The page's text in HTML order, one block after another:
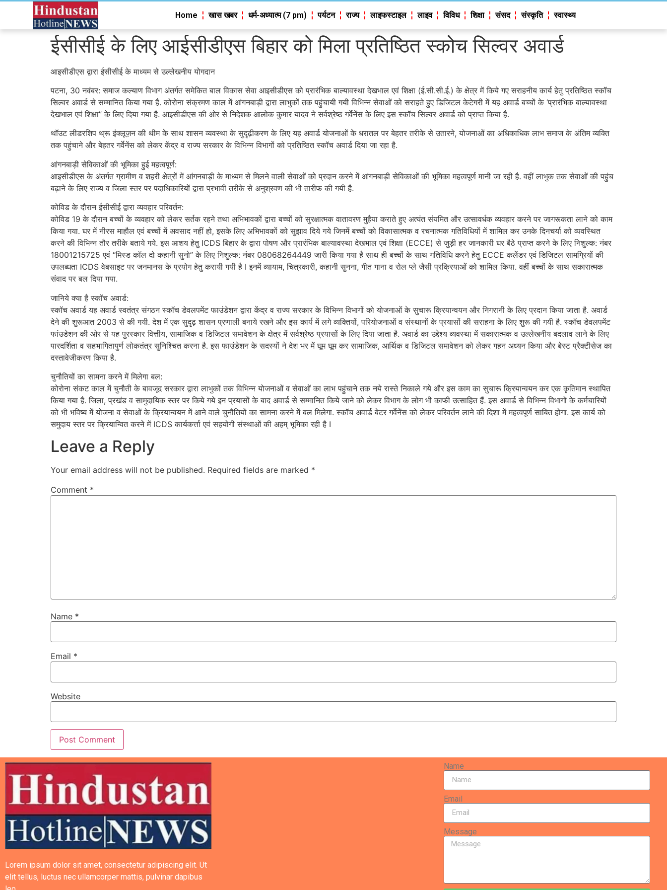
Home खास खबर धर्म-अध्यात्म (7 pm) पर्यटन राज्य लाइफस्टाइल लाइव विविध शिक्षा संसद संस्कृति स्वास्थ्य
ईसीसीई के लिए आईसीडीएस बिहार को मिला प्रतिष्ठित स्कोच सिल्वर अवार्ड
आइसीडीएस द्वारा ईसीसीई के माध्यम से उल्लेखनीय योगदान
पटना, 30 नवंबर: समाज कल्याण विभाग अंतर्गत समेकित बाल विकास सेवा आइसीडीएस को प्रारंभिक बाल्यावस्था देखभाल एवं शिक्षा (ई.सी.सी.ई.) के क्षेत्र में किये गए सराहनीय कार्य हेतु प्रतिष्ठित स्कॉच
सिल्वर अवार्ड से सम्मानित किया गया है. कोरोना संक्रमण काल में आंगनबाड़ी द्वारा लाभुकों तक पहुंचायी गयी विभिन्न सेवाओं को सराहते हुए डिजिटल केटेगरी में यह अवार्ड बच्चों के ‘प्रारंभिक बाल्यावस्था
देखभाल एवं शिक्षा” के लिए दिया गया है. आइसीडीएस की ओर से निदेशक आलोक कुमार यादव ने सर्वश्रेष्ठ गर्वेनेंस के लिए इस स्कॉच सिल्वर अवार्ड को प्राप्त किया है.
थॉउट लीडरशिप थ्रू इंक्लूज़न की थीम के साथ शासन व्यवस्था के सुदृढ़ीकरण के लिए यह अवार्ड योजनाओं के धरातल पर बेहतर तरीके से उतारने, योजनाओं का अधिकाधिक लाभ समाज के अंतिम व्यक्ति
तक पहुंचाने और बेहतर गर्वेनेंस को लेकर केंद्र व राज्य सरकार के विभिन्न विभागों को प्रतिष्ठित स्कॉच अवार्ड दिया जा रहा है.
आंगनबाड़ी सेविकाओं की भूमिका हुई महत्वपूर्ण:
आइसीडीएस के अंतर्गत ग्रामीण व शहरी क्षेत्रों में आंगनबाड़ी के माध्यम से मिलने वाली सेवाओं को प्रदान करने में आंगनबाड़ी सेविकाओं की भूमिका महत्वपूर्ण मानी जा रही है. वहीं लाभुक तक सेवाओं की पहुंच
बढ़ाने के लिए राज्य व जिला स्तर पर पदाधिकारियों द्वारा प्रभावी तरीके से अनुश्रवण की भी तारीफ की गयी है.
कोविड के दौरान ईसीसीई द्वारा व्यवहार परिवर्तन:
कोविड 19 के दौरान बच्चों के व्यवहार को लेकर सर्तक रहने तथा अभिभावकों द्वारा बच्चों को सुरक्षात्मक वातावरण मुहैया कराते हुए अत्यंत संयमित और उत्सावर्धक व्यवहार करने पर जागरूकता लाने को काम
किया गया. घर में नीरस माहौल एवं बच्चों में अवसाद नहीं हो, इसके लिए अभिभावकों को सुझाव दिये गये जिनमें बच्चों को विकासात्मक व रचनात्मक गतिविधियों में शामिल कर उनके दिनचर्या को व्यवस्थित
करने की विभिन्न तौर तरीके बताये गये. इस आशय हेतु ICDS बिहार के द्वारा पोषण और प्रारंभिक बाल्यावस्था देखभाल एवं शिक्षा (ECCE) से जुड़ी हर जानकारी घर बैठे प्राप्त करने के लिए निशुल्क: नंबर
18001215725 एवं “मिस्ड कॉल दो कहानी सुनो” के लिए निशुल्क: नंबर 08068264449 जारी किया गया है साथ ही बच्चों के साथ गतिविधि करने हेतु ECCE कलेंडर एवं डिजिटल सामग्रियों की
उपलब्धता ICDS वेबसाइट पर जनमानस के प्रयोग हेतु करायी गयी है I इनमें व्यायाम, चित्रकारी, कहानी सुनना, गीत गाना व रोल प्ले जैसी प्रक्रियाओं को शामिल किया. वहीं बच्चों के साथ सकारात्मक
संवाद पर बल दिया गया.
जानिये क्या है स्कॉच अवार्ड:
स्कॉच अवार्ड यह अवार्ड स्वतंत्र संगठन स्कॉच डेवलपमेंट फाउंडेशन द्वारा केंद्र व राज्य सरकार के विभिन्न विभागों को योजनाओं के सुचारू क्रियान्वयन और निगरानी के लिए प्रदान किया जाता है. अवार्ड
देने की शुरूआत 2003 से की गयी. देश में एक सुदृढ़ शासन प्रणाली बनाये रखने और इस कार्य में लगे व्यक्तियों, परियोजनाओं व संस्थानों के प्रयासों की सराहना के लिए शुरू की गयी है. स्कॉच डेवलपमेंट
फांउडेशन की ओर से यह पुरस्कार वित्तीय, सामाजिक व डिजिटल समावेशन के क्षेत्र में सर्वश्रेष्ठ प्रयासों के लिए दिया जाता है. अवार्ड का उद्देश्य व्यवस्था में सकारात्मक व उल्लेखनीय बदलाव लाने के लिए
पारदर्शिता व सहभागितापुर्ण लोकतंत्र सुनिश्चित करना है. इस फाउंडेशन के सदस्यों ने देश भर में घूम घूम कर सामाजिक, आर्थिक व डिजिटल समावेशन को लेकर गहन अध्यन किया और बेस्ट प्रैक्टीसेज का
दस्तावेजीकरण किया है.
चुनौतियों का सामना करने में मिलेगा बल:
कोरोना संकट काल में चुनौती के बावजूद सरकार द्वारा लाभुकों तक विभिन्न योजनाओं व सेवाओं का लाभ पहुंचाने तक नये रास्ते निकाले गये और इस काम का सुचारू क्रियान्वयन कर एक कृतिमान स्थापित
किया गया है. जिला, प्रखंड व सामुदायिक स्तर पर किये गये इन प्रयासों के बाद अवार्ड से सम्मानित किये जाने को लेकर विभाग के लोग भी काफी उत्साहित हैं. इस अवार्ड से विभिन्न विभागों के कर्मचारियों
को भी भविष्य में योजना व सेवाओं के क्रियान्वयन में आने वाले चुनौतियों का सामना करने में बल मिलेगा. स्कॉच अवार्ड बेटर गर्वेनेंस को लेकर परिवर्तन लाने की दिशा में महत्वपूर्ण साबित होगा. इस कार्य को
समुदाय स्तर पर क्रियान्वित करने में ICDS कार्यकर्त्ता एवं सहयोगी संस्थाओं की अहम् भूमिका रही है I
Leave a Reply
Your email address will not be published. Required fields are marked *
Comment *
Name *
Email *
Website
Lorem ipsum dolor sit amet, consectetur adipiscing elit. Ut
elit tellus, luctus nec ullamcorper mattis, pulvinar dapibus
Name
Email
Message